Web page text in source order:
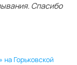
Спасибо
Горьковской